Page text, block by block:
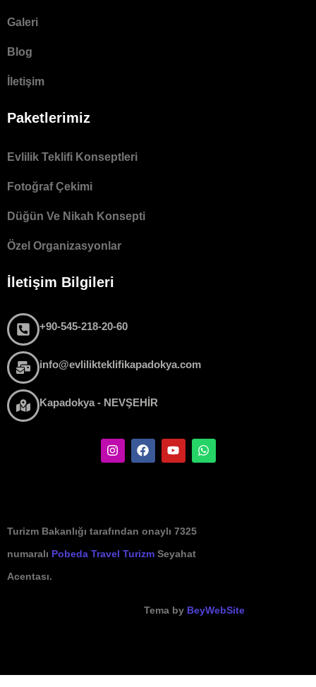
Galeri
Blog
İletişim
Paketlerimiz
Evlilik Teklifi Konseptleri
Fotoğraf Çekimi
Düğün Ve Nikah Konsepti
Özel Organizasyonlar
İletişim Bilgileri
+90-545-218-20-60
info@evlilikteklifikapadokya.com
Kapadokya - NEVŞEHİR
Turizm Bakanlığı tarafından onaylı 7325
numaralı Pobeda Travel Turizm Seyahat
Acentası.
Tema by BeyWebSite